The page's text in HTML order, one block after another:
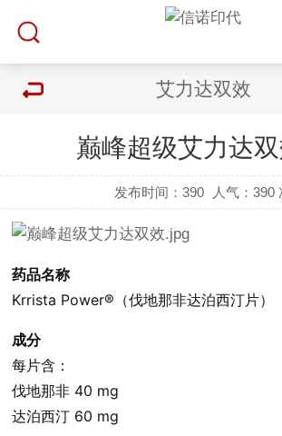
艾力达双效
巅峰超级艾力达
发布时间：390 人气： 390
药品名称
Krrista Power®（伐地那非达泊西汀片）
成分
每片含：
伐地那非 40 mg
达泊西汀 60 mg